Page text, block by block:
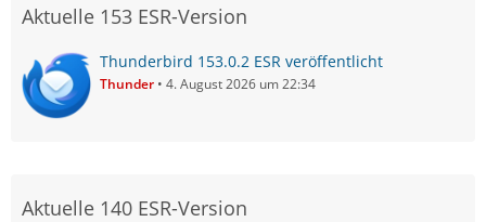
Aktuelle 153 ESR-Version
Thunderbird 153.0.2 ESR veröffentlicht
Thunder 4. August 2026 um 22:34
Aktuelle 140 ESR-Version